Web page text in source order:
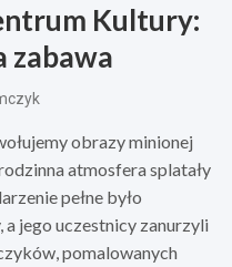
Kultury:
zabawa
obrazy minionej
atmosfera splatały
pełne było
jego uczestnicy zanurzyli
pomalowanych